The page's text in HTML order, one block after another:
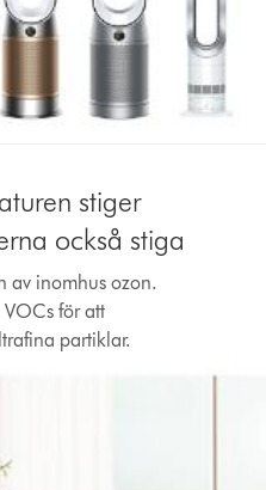
stiger
också stiga
av inomhus ozon.
för att
partiklar.